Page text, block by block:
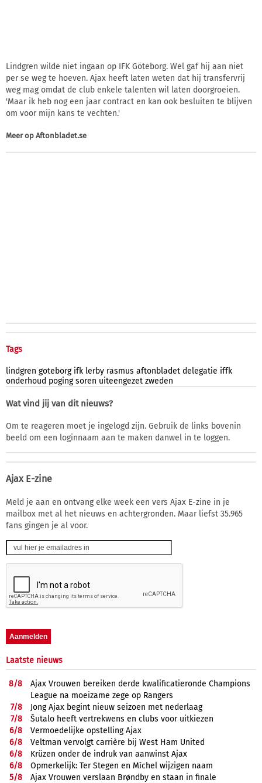
Lindgren wilde niet ingaan op IFK Göteborg. Wel gaf hij aan niet
per se weg te hoeven. Ajax heeft laten weten dat hij transfervrij
weg mag omdat de club enkele talenten wil laten doorgroeien.
'Maar ik heb nog een jaar contract en kan ook besluiten te blijven
om voor mijn kans te vechten.'
Meer op Aftonbladet.se
Tags
lindgren goteborg ifk lerby rasmus aftonbladet delegatie iffk
onderhoud poging soren uiteengezet zweden
Wat vind jij van dit nieuws?
Om te reageren moet je ingelogd zijn. Gebruik de links bovenin
beeld om een loginnaam aan te maken danwel in te loggen.
Ajax E-zine
Meld je aan en ontvang elke week een vers Ajax E-zine in je
mailbox met al het nieuws en achtergronden. Maar liefst 35.965
fans gingen je al voor.
Laatste nieuws
8/8
Ajax Vrouwen bereiken derde kwalificatieronde Champions
League na moeizame zege op Rangers
7/8
Jong Ajax begint nieuw seizoen met nederlaag
7/8
Šutalo heeft vertrekwens en clubs voor uitkiezen
6/8
Vermoedelijke opstelling Ajax
6/8
Veltman vervolgt carrière bij West Ham United
6/8
Krüzen onder de indruk van aanwinst Ajax
6/8
Opmerkelijk: Ter Stegen en Míchel wijzigen naam
5/8
Ajax Vrouwen verslaan Brøndby en staan in finale